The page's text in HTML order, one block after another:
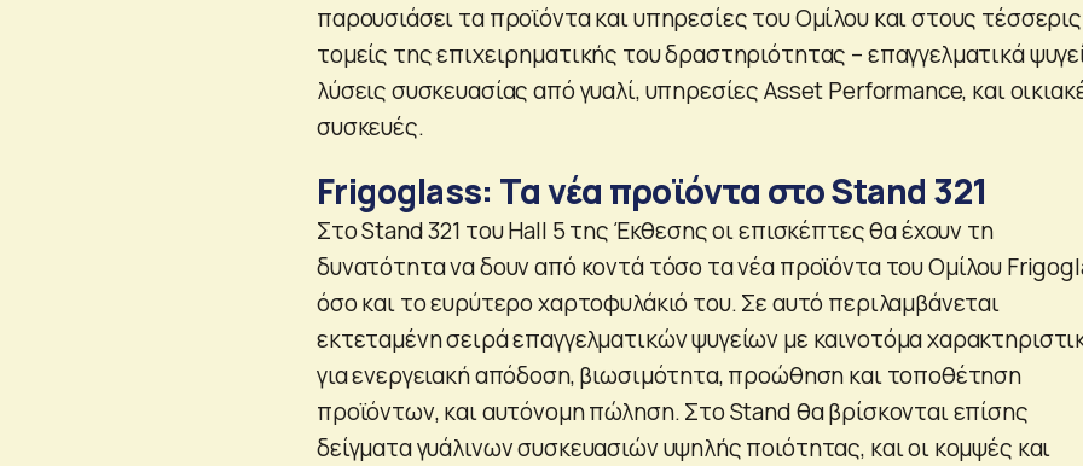
παρουσιάσει τα προϊόντα και υπηρεσίες του Ομίλου και στους τέσσερις
τομείς της επιχειρηματικής του δραστηριότητας – επαγγελματικά
λύσεις συσκευασίας από γυαλί, υπηρεσίες Asset Performance, και
συσκευές.
Frigoglass: Τα νέα προϊόντα στο Stand 321
Στο Stand 321 του Hall 5 της Έκθεσης οι επισκέπτες θα έχουν τη
δυνατότητα να δουν από κοντά τόσο τα νέα προϊόντα του Ομίλου
όσο και το ευρύτερο χαρτοφυλάκιό του. Σε αυτό περιλαμβάνεται
εκτεταμένη σειρά επαγγελματικών ψυγείων με καινοτόμα
για ενεργειακή απόδοση, βιωσιμότητα, προώθηση και τοποθέτηση
προϊόντων, και αυτόνομη πώληση. Στο Stand θα βρίσκονται επίσης
δείγματα γυάλινων συσκευασιών υψηλής ποιότητας, και οι κομψές και